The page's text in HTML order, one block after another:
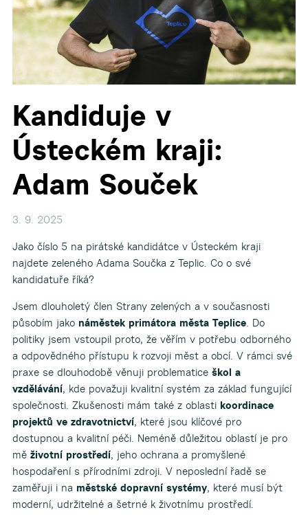
▼
Kandiduje v
Ústeckém kraji:
Adam Souček
3. 9. 2025
Jako číslo 5 na pirátské kandidátce v Ústeckém kraji
najdete zeleného Adama Součka z Teplic. Co o své
kandidatuře říká?
Jsem dlouholetý člen Strany zelených a v současnosti
působím jako náměstek primátora města Teplice. Do
politiky jsem vstoupil proto, že věřím v potřebu odborného
a odpovědného přístupu k rozvoji měst a obcí. V rámci své
praxe se dlouhodobě věnuji problematice škol a
vzdělávání, kde považuji kvalitní systém za základ fungující
společnosti. Zkušenosti mám také z oblastikoordinace
projektů ve zdravotnictví, které jsou klíčové pro
dostupnou a kvalitní péči. Neméně důležitou oblastí je pro
mě životní prostředí, jeho ochrana a promyšlené
hospodaření s přírodními zdroji. V neposlední řadě se
zaměřuji i na městské dopravní systémy, které musí být
moderní, udržitelné a šetrné k životnímu prostředí.